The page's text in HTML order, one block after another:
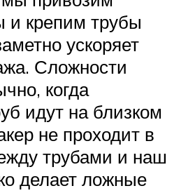
и крепим трубы
ускоряет
Сложности
когда
идут на близком
не проходит в
трубами и наш
делает ложные